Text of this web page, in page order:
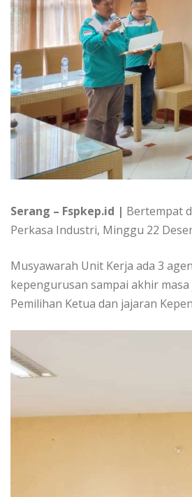
Serang – Fspkep.id | Bertempat
Perkasa Industri, Minggu 22
Musyawarah Unit Kerja ada 3
kepengurusan sampai akhir
Pemilihan Ketua dan jajaran